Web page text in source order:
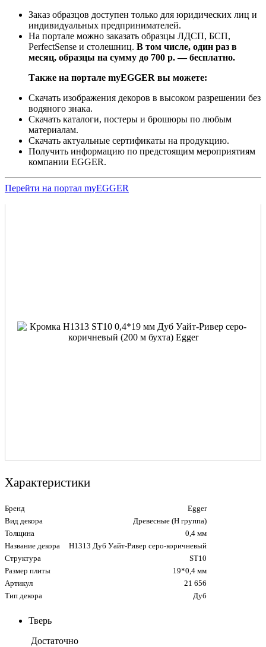
Заказ образцов доступен только для юридических лиц и
индивидуальных предпринимателей.
На портале можно заказать образцы ЛДСП, БСП,
PerfectSense и столешниц. В том числе, один раз в
месяц, образцы на сумму до 700 р. — бесплатно.
Также на портале myEGGER вы можете:
Скачать изображения декоров в высоком разрешении без
водяного знака.
Скачать каталоги, постеры и брошюры по любым
материалам.
Скачать актуальные сертификаты на продукцию.
Получить информацию по предстоящим мероприятиям
компании EGGER.
Перейти на портал myEGGER
Характеристики
Бренд
Egger
Вид декора
Древесные (Н группа)
Толщина
0,4 мм
Название декора
H1313 Дуб Уайт-Ривер серо-коричневый
Структура
ST10
Размер плиты
19*0,4 мм
Артикул
21 656
Тип декора
Дуб
Тверь
Достаточно